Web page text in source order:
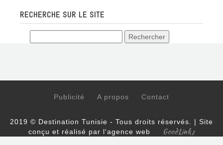
RECHERCHE SUR LE SITE
Publicité A propos Contact
2019 © Destination Tunisie - Tous droits réservés. | Site
conçu et réalisé par l'agence web
GoodLinks